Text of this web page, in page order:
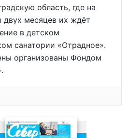
область, где на
двух месяцев их ждёт
в детском
санатории «Отрадное».
организованы Фондом